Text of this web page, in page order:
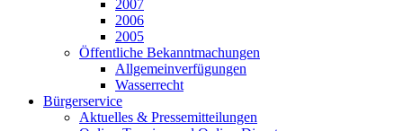
2007
2006
2005
Öffentliche Bekanntmachungen
Allgemeinverfügungen
Wasserrecht
Bürgerservice
Aktuelles & Pressemitteilungen